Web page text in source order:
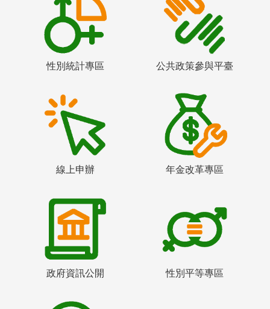
性別統計專區 公共政策參與平臺
線上申辦 年金改革專區
政府資訊公開 性別平等專區